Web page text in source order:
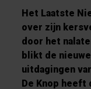
Het Laatste
over zijn
door het
blikt de
uitdagingen
De Knop heeft